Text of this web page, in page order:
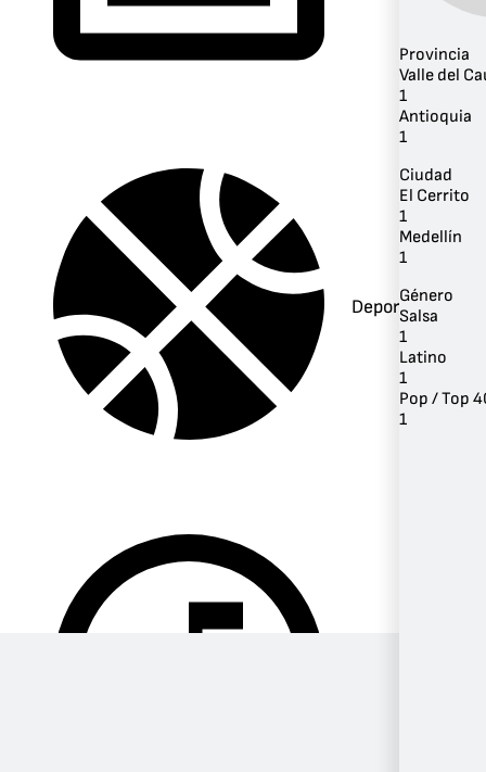
Deportes
Provincia
Valle del
1
Antioquia
1
Ciudad
El Cerrito
1
Medellín
1
Género
Salsa
1
Latino
1
Pop / Top
1